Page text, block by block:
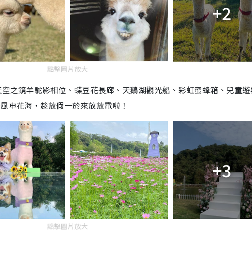
+2
點擊圖片放大
之鏡羊駝影相位、蝶豆花長廊、天鵝湖觀光船、彩虹蜜蜂箱、兒童
車花海，趁放假一於來放放電啦！
+3
點擊圖片放大